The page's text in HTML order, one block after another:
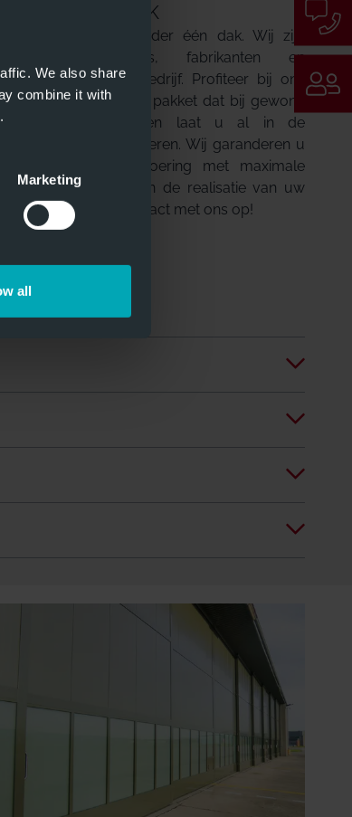
We also share
combine it with
Marketing
all
ONDER ÉÉN DAK
staat voor alles onder één dak. Wij zijn
ontwikkelaars, fabrikanten en
in één bedrijf. Profiteer bij ons
complete zorgeloze pakket dat bij gewone
vaak ontbreekt, en laat u al in de
door ons adviseren. Wij garanderen u
projectuitvoering met maximale
bij het ontwerp en de realisatie van uw
Neem nu contact met ons op!